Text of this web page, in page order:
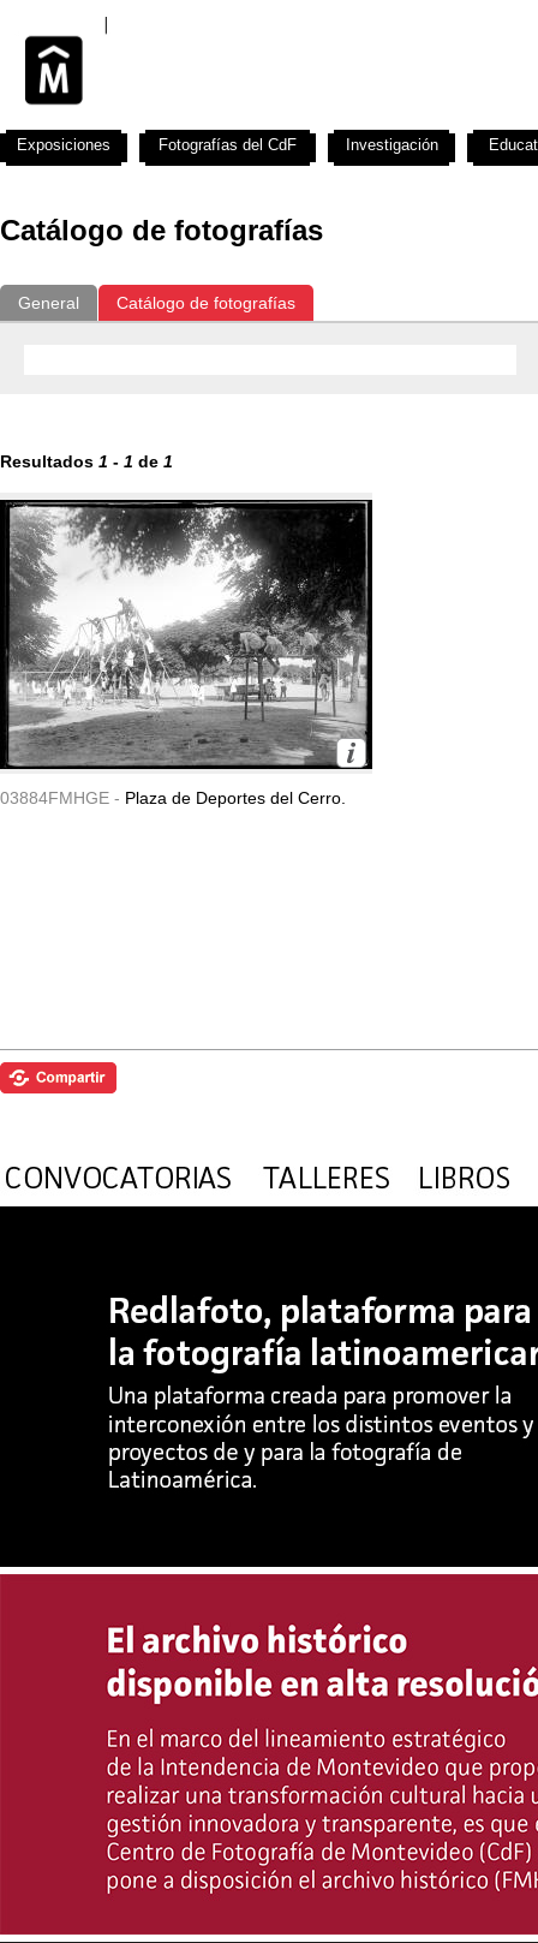
Catálogo de fotografías
General Catálogo de fotografías
Resultados 1 - 1 de 1
03884FMHGE - Plaza de Deportes del Cerro.
Exposiciones Fotografías del CdF Investigación